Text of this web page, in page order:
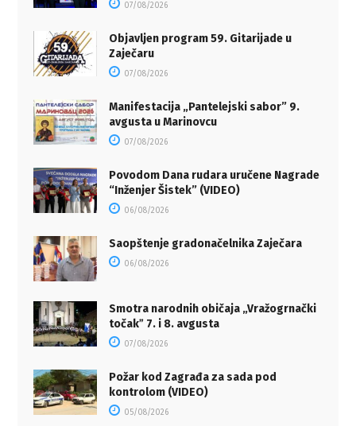
07/08/2026
Objavljen program 59. Gitarijade u
Zaječaru
07/08/2026
Manifestacija „Pantelejski sabor” 9.
avgusta u Marinovcu
07/08/2026
Povodom Dana rudara uručene Nagrade
“Inženjer Šistek” (VIDEO)
06/08/2026
Saopštenje gradonačelnika Zaječara
06/08/2026
Smotra narodnih običaja „Vražogrnački
točakˮ 7. i 8. avgusta
07/08/2026
Požar kod Zagrađa za sada pod
kontrolom (VIDEO)
05/08/2026